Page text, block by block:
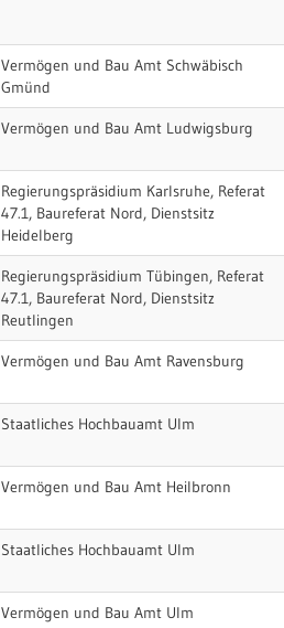
Vermögen und Bau Amt Schwäbisch
Gmünd
Vermögen und Bau Amt Ludwigsburg
Regierungspräsidium Karlsruhe, Referat
47.1, Baureferat Nord, Dienstsitz
Heidelberg
Regierungspräsidium Tübingen, Referat
47.1, Baureferat Nord, Dienstsitz
Reutlingen
Vermögen und Bau Amt Ravensburg
Staatliches Hochbauamt Ulm
Vermögen und Bau Amt Heilbronn
Staatliches Hochbauamt Ulm
Vermögen und Bau Amt Ulm